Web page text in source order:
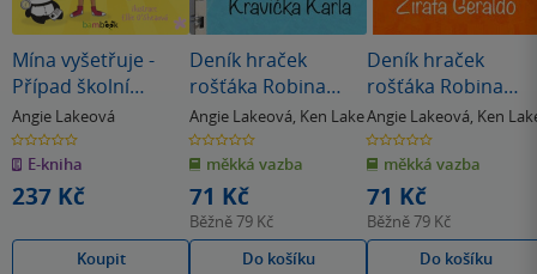
Mína vyšetřuje -
Případ školní
jídelny
Angie Lakeová
0.0
z
5
hvězdiček
E-kniha
237 Kč
Koupit
Deník hraček
rošťáka Robina
Kravička Karla
Angie Lakeová, Ken Lake
0.0
z
5
hvězdiček
měkká vazba
71 Kč
Běžně79 Kč
Do košíku
Deník hraček
rošťáka Robina
Žirafa Geraldo
Angie Lakeová, Ken
0.0
z
5
hvězdiček
měkká vazba
71 Kč
Běžně79 Kč
Do košíku